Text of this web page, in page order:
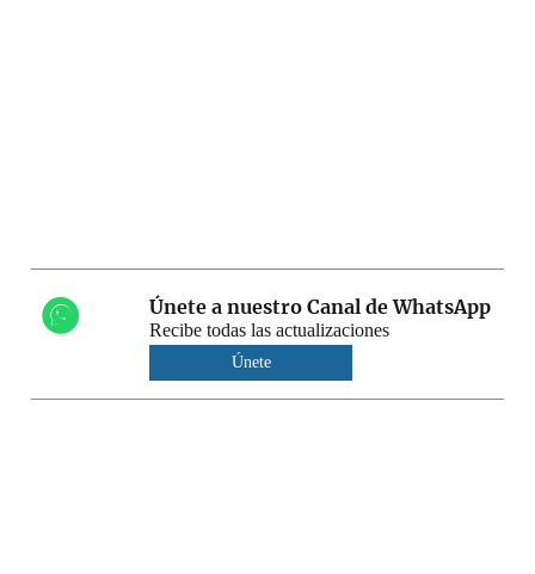
Únete a nuestro Canal de WhatsApp
Recibe todas las actualizaciones
Únete